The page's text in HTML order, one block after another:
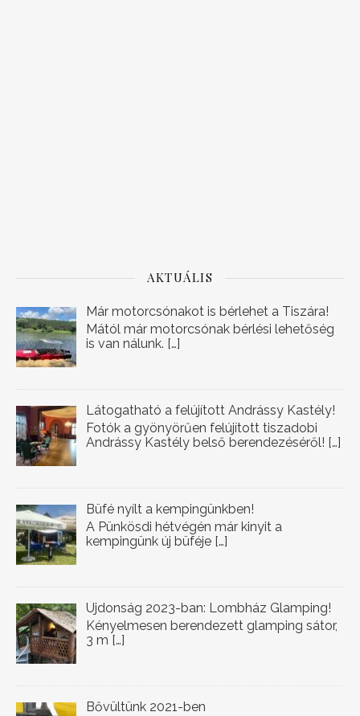
AKTUÁLIS
Már motorcsónakot is bérlehet a Tiszára!
Mától már motorcsónak bérlési lehetőség
is van nálunk. […]
Látogatható a felújított Andrássy Kastély!
Fotók a gyönyörűen felújított tiszadobi
Andrássy Kastély belső berendezéséről! […]
Büfé nyílt a kempingünkben!
A Pünkösdi hétvégén már kinyit a
kempingünk új büféje […]
Újdonság 2023-ban: Lombház Glamping!
Kényelmesen berendezett glamping sátor,
3 m […]
Bővültünk 2021-ben